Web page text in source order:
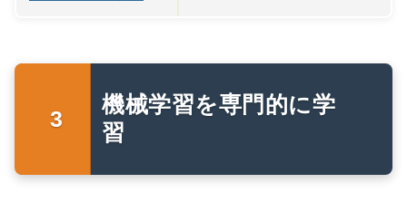
機械学習を専門的に学
習